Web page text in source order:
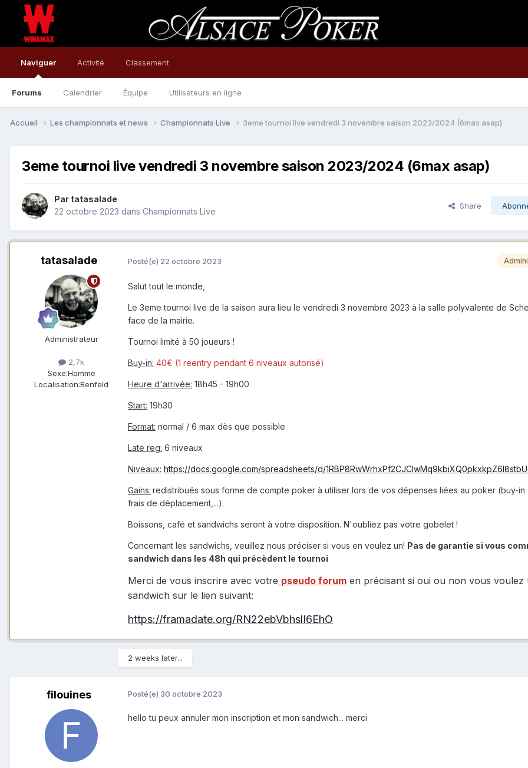
Naviguer
Forums Calendrier Équipe Utilisateurs en ligne
Activité Classement
Accueil Les championnats et news Championnats Live 3eme tournoi live vendredi 3 novembre saison 2023/2024 (6max asap)
3eme tournoi live vendredi 3 novembre saison 2023/2024 (6max asap)
Par tatasalade
22 octobre 2023 dans Championnats Live
Share
tatasalade
Administrateur
2,7k
Sexe:Homme
Localisation:Benfeld
Posté(e) 22 octobre 2023
Salut tout le monde,
Le 3eme tournoi live de la saison aura lieu le vendredi 3 novembre 2023 à la salle polyvalente de
face de la mairie.
Tournoi limité à 50 joueurs !
Buy-in: 40€ (1 reentry pendant 6 niveaux autorisé)
Heure d'arrivée: 18h45 - 19h00
Start: 19h30
Format: normal / 6 max dès que possible
Late reg: 6 niveaux
Niveaux: https://docs.google.com/spreadsheets/d/
Gains: redistribués sous forme de compte poker à utiliser lors de vos dépenses liées au poker (buy-in
frais de déplacement,...).
Boissons, café et sandwichs seront à votre disposition. N'oubliez pas votre gobelet !
Concernant les sandwichs, veuillez nous préciser si vous en voulez un! Pas de garantie si vous
sandwich dans les 48h qui précèdent le tournoi
Merci de vous inscrire avec votre pseudo forum en précisant si oui ou non vous voulez
sandwich sur le lien suivant:
https://framadate.org/RN22ebVbhslI6EhO
2 weeks later...
filouines Posté(e) 30 octobre 2023
hello tu peux annuler mon inscription et mon sandwich... merci